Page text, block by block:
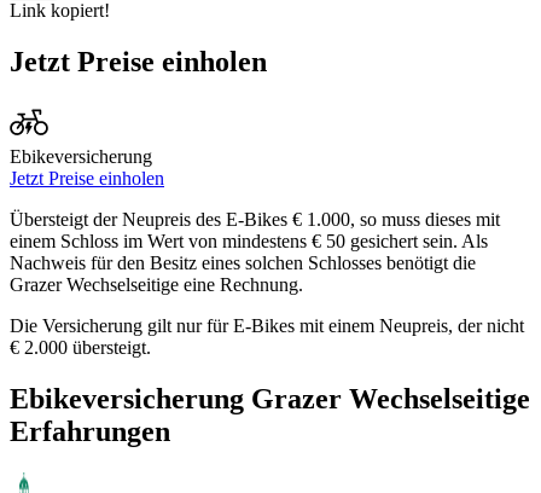
Link kopiert!
Jetzt Preise einholen
Ebikeversicherung
Jetzt Preise einholen
Übersteigt der Neupreis des E-Bikes € 1.000, so muss dieses mit
einem Schloss im Wert von mindestens € 50 gesichert sein. Als
Nachweis für den Besitz eines solchen Schlosses benötigt die
Grazer Wechselseitige eine Rechnung.
Die Versicherung gilt nur für E-Bikes mit einem Neupreis, der nicht
€ 2.000 übersteigt.
Ebikeversicherung Grazer Wechselseitige
Erfahrungen